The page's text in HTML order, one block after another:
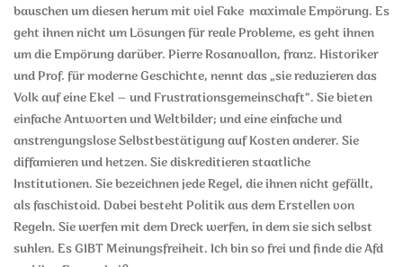
bauschen um diesen herum mit viel Fake maximale Empörung. Es
geht ihnen nicht um Lösungen für reale Probleme, es geht ihnen
um die Empörung darüber. Pierre Rosanvallon, franz. Historiker
und Prof. für moderne Geschichte, nennt das „sie reduzieren das
Volk auf eine Ekel – und Frustrationsgemeinschaft“. Sie bieten
einfache Antworten und Weltbilder; und eine einfache und
anstrengungslose Selbstbestätigung auf Kosten anderer. Sie
diffamieren und hetzen. Sie diskreditieren staatliche
Institutionen. Sie bezeichnen jede Regel, die ihnen nicht gefällt,
als faschistoid. Dabei besteht Politik aus dem Erstellen von
Regeln. Sie werfen mit dem Dreck werfen, in dem sie sich selbst
suhlen. Es GIBT Meinungsfreiheit. Ich bin so frei und finde die Afd